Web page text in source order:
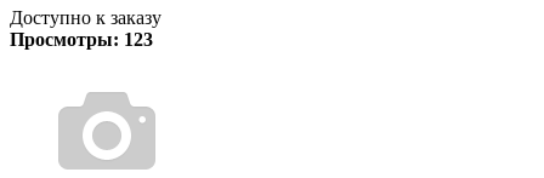
Доступно к заказу
Просмотры: 123